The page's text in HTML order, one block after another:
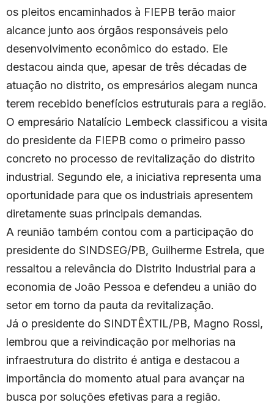
os pleitos encaminhados à FIEPB terão maior
alcance junto aos órgãos responsáveis pelo
desenvolvimento econômico do estado. Ele
destacou ainda que, apesar de três décadas de
atuação no distrito, os empresários alegam nunca
terem recebido benefícios estruturais para a região.
O empresário Natalício Lembeck classificou a visita
do presidente da FIEPB como o primeiro passo
concreto no processo de revitalização do distrito
industrial. Segundo ele, a iniciativa representa uma
oportunidade para que os industriais apresentem
diretamente suas principais demandas.
A reunião também contou com a participação do
presidente do SINDSEG/PB, Guilherme Estrela, que
ressaltou a relevância do Distrito Industrial para a
economia de João Pessoa e defendeu a união do
setor em torno da pauta da revitalização.
Já o presidente do SINDTÊXTIL/PB, Magno Rossi,
lembrou que a reivindicação por melhorias na
infraestrutura do distrito é antiga e destacou a
importância do momento atual para avançar na
busca por soluções efetivas para a região.